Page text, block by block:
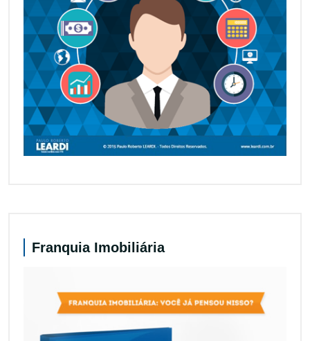
Franquia Imobiliária